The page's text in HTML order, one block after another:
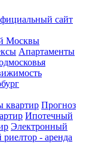
сайт
Москвы
Апартаменты
квартир Прогноз
Ипотечный
Электронный
- аренда